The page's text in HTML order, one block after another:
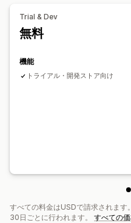
オファーとおすすめ
おすすめ商品
AIによるおすすめ 優先処理
固定価格設定
割引率によるディスカウント
BOGO
Trial & Dev
無料
機能
トライアル・開発ストア向け
すべての料金はUSDで請求されます
30日ごとに行われます。 すべての